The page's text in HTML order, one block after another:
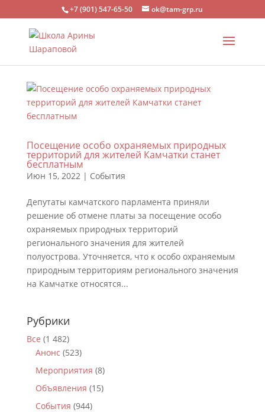
+7 (901) 547-65-50 ok@tam-grp.ru
Посещение особо охраняемых природных
территорий для жителей Камчатки станет
бесплатным
Июн 15, 2022| События
Депутаты камчатского парламента приняли
решение об отмене платы за посещение особо
охраняемых природных территорий
регионального значения для жителей
полуострова. Уточняется, что к особо охраняемым
природным территориям регионального значения
на Камчатке относятся...
Рубрики
Все (1 482)
Анонс (523)
Мероприятия (8)
Объявления (15)
События (944)